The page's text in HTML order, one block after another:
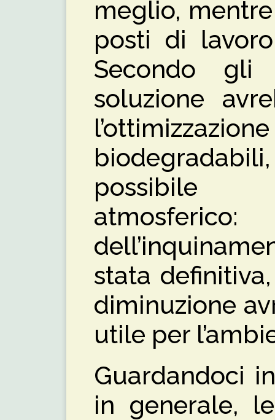
meglio,
posti di
Secondo
soluzione
possibile
stata
diminuzione
utile per
Guardandoci
in generale,